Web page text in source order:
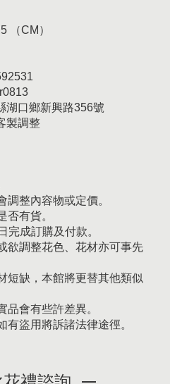
（CM）
湖口鄉新興路356號
製調整
調整內容物或定價。
否有貨。
完成訂購及付款。
欲調整花色、花材亦可事先
短缺，本館將更替其他類似
品會有些許差異。
有盜用將訴諸法律途徑。